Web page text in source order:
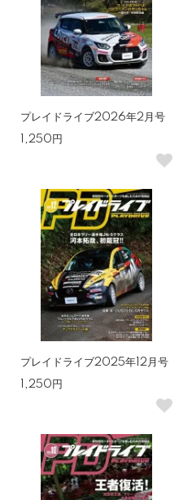
プレイドライブ2026年2月号
1,250円
プレイドライブ2025年12月号
1,250円